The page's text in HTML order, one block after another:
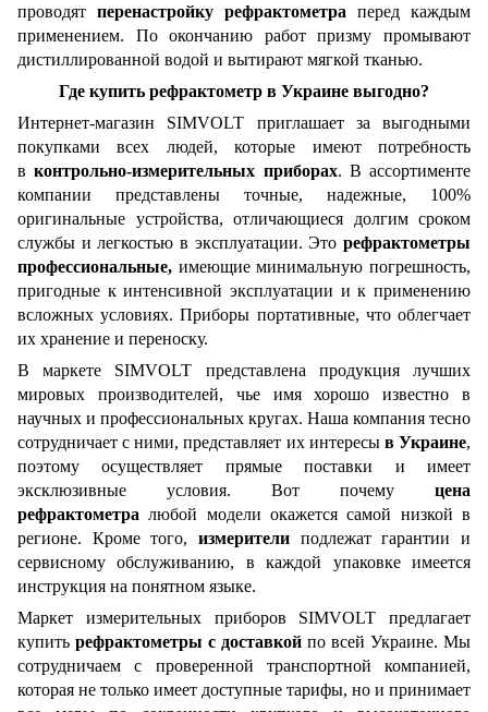
проводят перенастройку рефрактометра перед каждым
применением. По окончанию работ призму промывают
дистиллированной водой и вытирают мягкой тканью.
Где купить рефрактометр в Украине выгодно?
Интернет-магазин SIMVOLT приглашает за выгодными
покупками всех людей, которые имеют потребность
вконтрольно-измерительных приборах. В ассортименте
компании представлены точные, надежные, 100%
оригинальные устройства, отличающиеся долгим сроком
службы и легкостью в эксплуатации. Это рефрактометры
профессиональные, имеющие минимальную погрешность,
пригодные к интенсивной эксплуатации и к применению
всложных условиях. Приборы портативные, что облегчает
их хранение и переноску.
В маркете SIMVOLT представлена продукция лучших
мировых производителей, чье имя хорошо известно в
научных и профессиональных кругах. Наша компания тесно
сотрудничает с ними, представляет их интересы в Украине,
поэтому осуществляет прямые поставки и имеет
эксклюзивные условия. Вот почему цена
рефрактометралюбой модели окажется самой низкой в
регионе. Кроме того, измерители подлежат гарантии и
сервисному обслуживанию, в каждой упаковке имеется
инструкция на понятном языке.
Маркет измерительных приборов SIMVOLT предлагает
купить рефрактометры с доставкой по всей Украине. Мы
сотрудничаем с проверенной транспортной компанией,
которая не только имеет доступные тарифы, но и принимает